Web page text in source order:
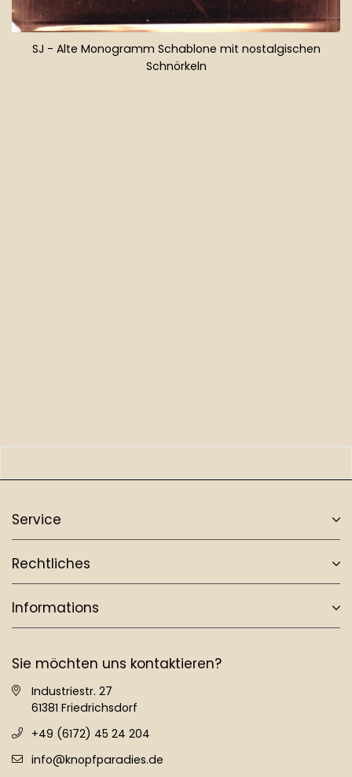
SJ - Alte Monogramm Schablone mit nostalgischen
Schnörkeln
Service
Rechtliches
Informations
Sie möchten uns kontaktieren?
Industriestr. 27
61381 Friedrichsdorf
+49 (6172) 45 24 204
info@knopfparadies.de